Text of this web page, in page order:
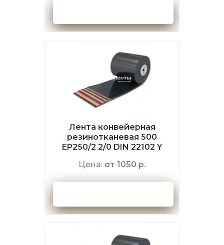
Лента конвейерная
резинотканевая 500
EP250/2 2/0 DIN 22102 Y
Цена: от 1050 р.